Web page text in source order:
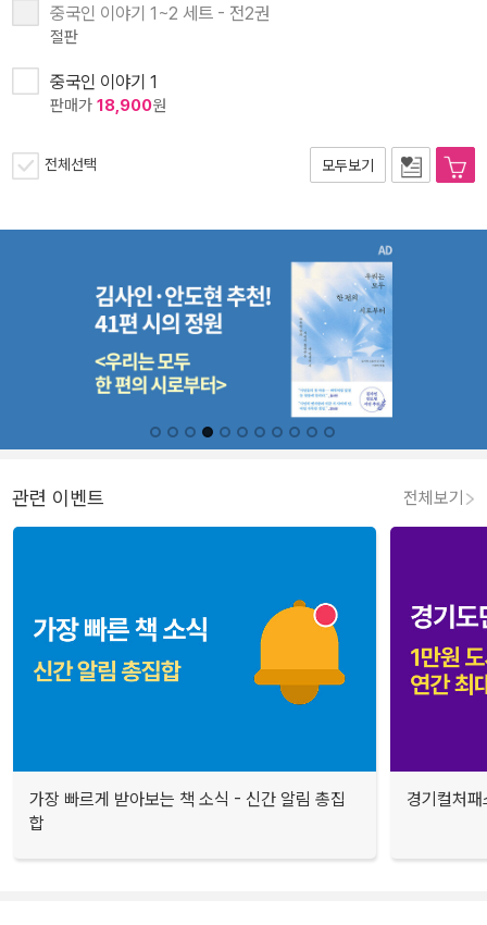
중국인 이야기 1~2 세트 - 전2권
절판
중국인 이야기 1
판매가 18,900원
전체선택 모두보기
관련 이벤트 전체보기
가장 빠르게 받아보는 책 소식 - 신간 알림 총집
합
경기컬처